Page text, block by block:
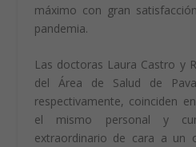
máximo con gran
pandemia.
Las doctoras Laura Castro y
del Área de Salud de
respectivamente, coinciden
el mismo personal y
extraordinario de cara a un